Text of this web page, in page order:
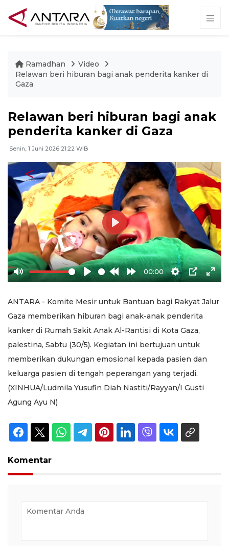
Ramadhan
Video
Relawan beri hiburan bagi anak penderita kanker di
Gaza
Relawan beri hiburan bagi anak
penderita kanker di Gaza
Senin, 1 Juni 2026 21:22 WIB
Mute Play
Rewind
10s
Forward
10s
00:00
Settings
PIP
Play
ANTARA - Komite Mesir untuk Bantuan bagi Rakyat Jalur
Gaza memberikan hiburan bagi anak-anak penderita
kanker di Rumah Sakit Anak Al-Rantisi di Kota Gaza,
palestina, Sabtu (30/5). Kegiatan ini bertujuan untuk
memberikan dukungan emosional kepada pasien dan
keluarga pasien di tengah peperangan yang terjadi.
(XINHUA/Ludmila Yusufin Diah Nastiti/Rayyan/I Gusti
Agung Ayu N)
Komentar